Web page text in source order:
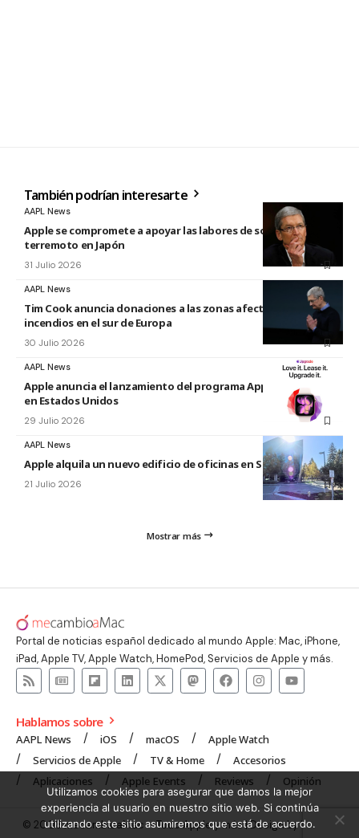
También podrían interesarte
AAPL News
Apple se compromete a apoyar las labores de socorro tras el
terremoto en Japón
31 Julio 2026
AAPL News
Tim Cook anuncia donaciones a las zonas afectadas por los
incendios en el sur de Europa
30 Julio 2026
AAPL News
Apple anuncia el lanzamiento del programa Apple Upgrade
en Estados Unidos
29 Julio 2026
AAPL News
Apple alquila un nuevo edificio de oficinas en Sunnyvale
21 Julio 2026
Mostrar más
Portal de noticias español dedicado al mundo Apple: Mac, iPhone,
iPad, Apple TV, Apple Watch, HomePod, Servicios de Apple y más.
Hablamos sobre
AAPL News iOS macOS
Apple Watch
Servicios de Apple
TV & Home
Accesorios
Aplicaciones
Apple Events Reviews Opinión
© 2008 mecambioaMac – Todo Apple y más | Design byUNXON
Utilizamos cookies para asegurar que damos la mejor
experiencia al usuario en nuestro sitio web. Si continúa
utilizando este sitio asumiremos que está de acuerdo.